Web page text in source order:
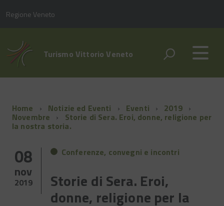
Regione Veneto
Turismo Vittorio Veneto
Home Notizie ed Eventi Eventi 2019
Novembre Storie di Sera. Eroi, donne, religione per
la nostra storia.
08
nov
2019
Conferenze, convegni e incontri
Storie di Sera. Eroi,
donne, religione per la